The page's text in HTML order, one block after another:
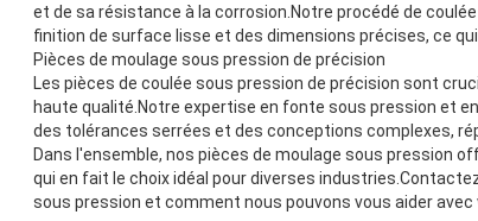
et de sa résistance à la corrosion.Notre procédé de
finition de surface lisse et des dimensions précises, ce
Pièces de moulage sous pression de précision
Les pièces de coulée sous pression de précision sont
haute qualité.Notre expertise en fonte sous pression et
des tolérances serrées et des conceptions complexes,
Dans l'ensemble, nos pièces de moulage sous pression
qui en fait le choix idéal pour diverses
sous pression et comment nous pouvons vous aider avec